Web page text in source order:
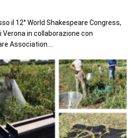
il 12° World Shakespeare Congress,
in collaborazione con
Association....